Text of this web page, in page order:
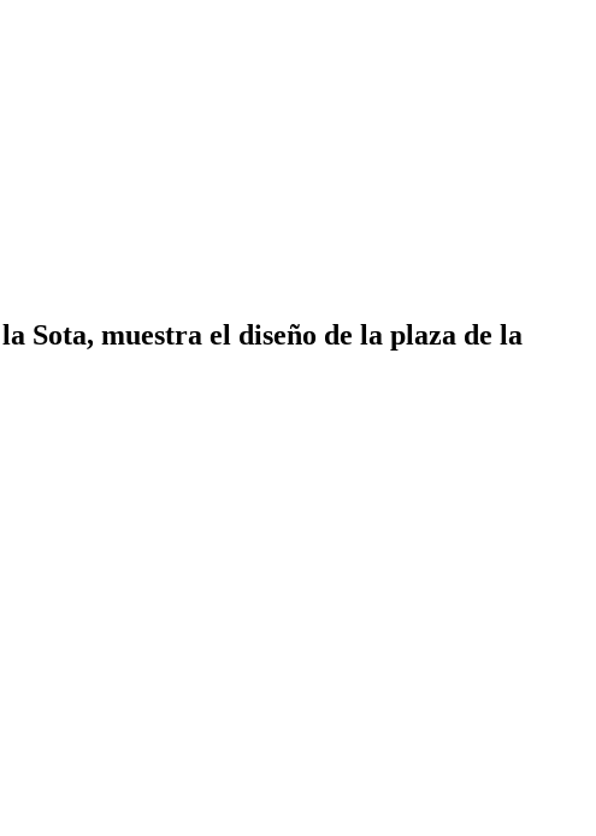
Sota, muestra el diseño de la plaza de la